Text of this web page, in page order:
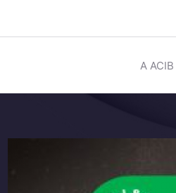
A ACIB